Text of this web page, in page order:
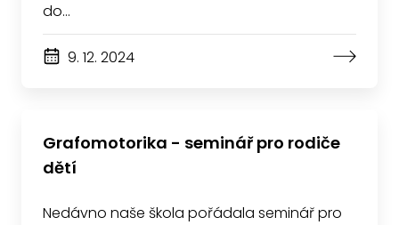
do…
9. 12. 2024
Grafomotorika - seminář pro rodiče
dětí
Nedávno naše škola pořádala seminář pro